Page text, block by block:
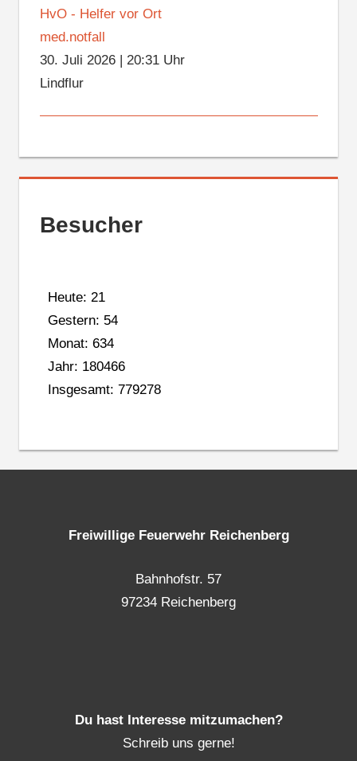
HvO - Helfer vor Ort
med.notfall
30. Juli 2026| 20:31 Uhr
Lindflur
Besucher
Heute: 21
Gestern: 54
Monat: 634
Jahr: 180466
Insgesamt: 779278
Freiwillige Feuerwehr Reichenberg
Bahnhofstr. 57
97234 Reichenberg
Du hast Interesse mitzumachen?
Schreib uns gerne!